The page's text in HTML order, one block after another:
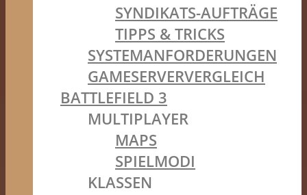
SYNDIKATS-AUFTRÄGE
TIPPS & TRICKS
SYSTEMANFORDERUNGEN
GAMESERVERVERGLEICH
BATTLEFIELD 3
MULTIPLAYER
MAPS
SPIELMODI
KLASSEN